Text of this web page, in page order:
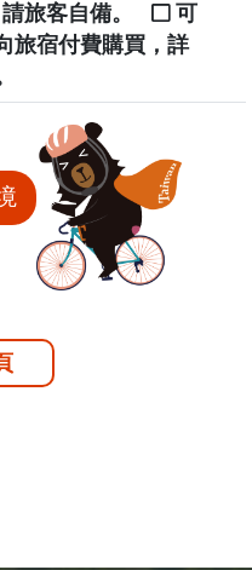
旅客自備。
可
旅宿付費購買，詳